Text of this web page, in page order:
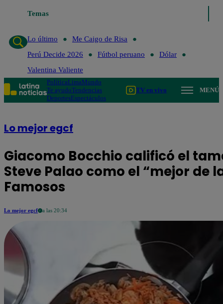
Temas
Lo último
Me Caigo de Risa
Perú Decide 2026
Fútbol peruano
Dólar
Valentina Valiente
PolíticaLimaMundo
Te ayudoTendencias
DeportesEspectáculos
TV en vivo MENÚ
Lo mejor egcf
Giacomo Bocchio calificó el
Steve Palao como el “mejor de
Famosos
Lo mejor egcf a las 20:34